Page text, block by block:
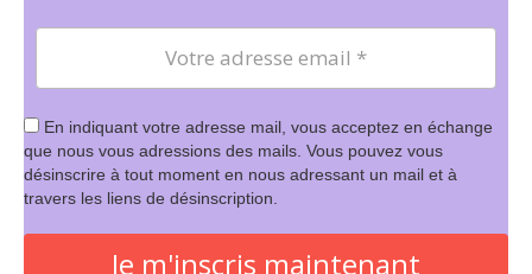
En indiquant votre adresse mail, vous acceptez en échange
que nous vous adressions des mails. Vous pouvez vous
désinscrire à tout moment en nous adressant un mail et à
travers les liens de désinscription.
Je m'inscris maintenant